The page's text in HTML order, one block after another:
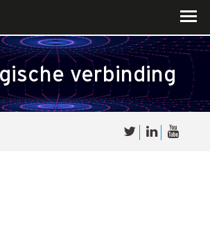
verbinding